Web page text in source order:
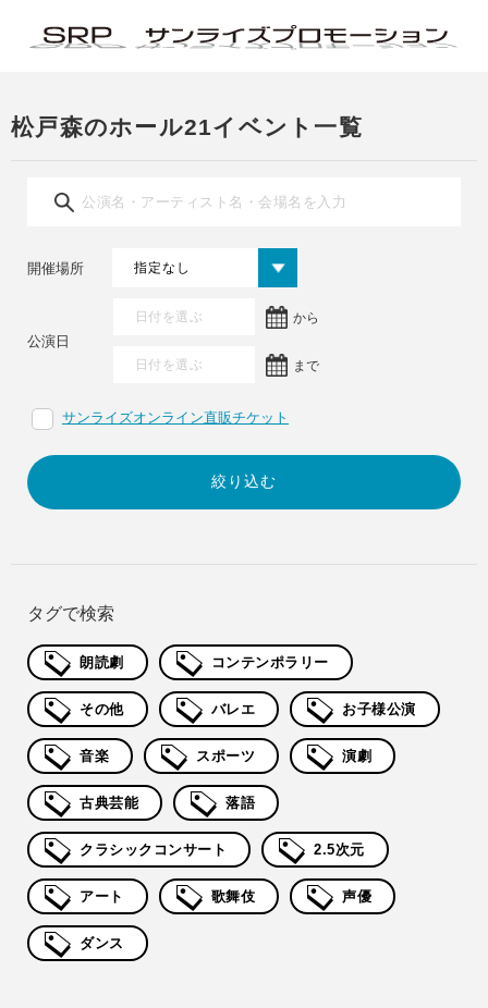
松戸森のホール21イベント一覧
公演日
から
まで
開催場所
サンライズオンライン直販チケット
タグで検索
朗読劇 コンテンポラリー
その他 バレエ お子様公演
音楽 スポーツ 演劇
古典芸能 落語
クラシックコンサート 2.5次元
アート 歌舞伎 声優
ダンス